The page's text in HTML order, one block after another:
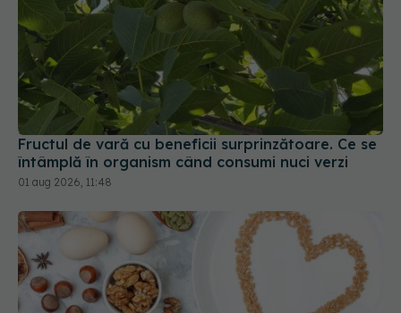
Fructul de vară cu beneficii surprinzătoare. Ce se
întâmplă în organism când consumi nuci verzi
01 aug 2026, 11:48